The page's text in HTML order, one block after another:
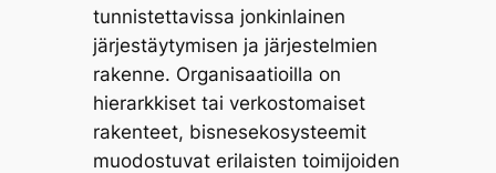
tunnistettavissa jonkinlainen
järjestäytymisen ja järjestelmien
rakenne. Organisaatioilla on
hierarkkiset tai verkostomaiset
rakenteet, bisnesekosysteemit
muodostuvat erilaisten toimijoiden